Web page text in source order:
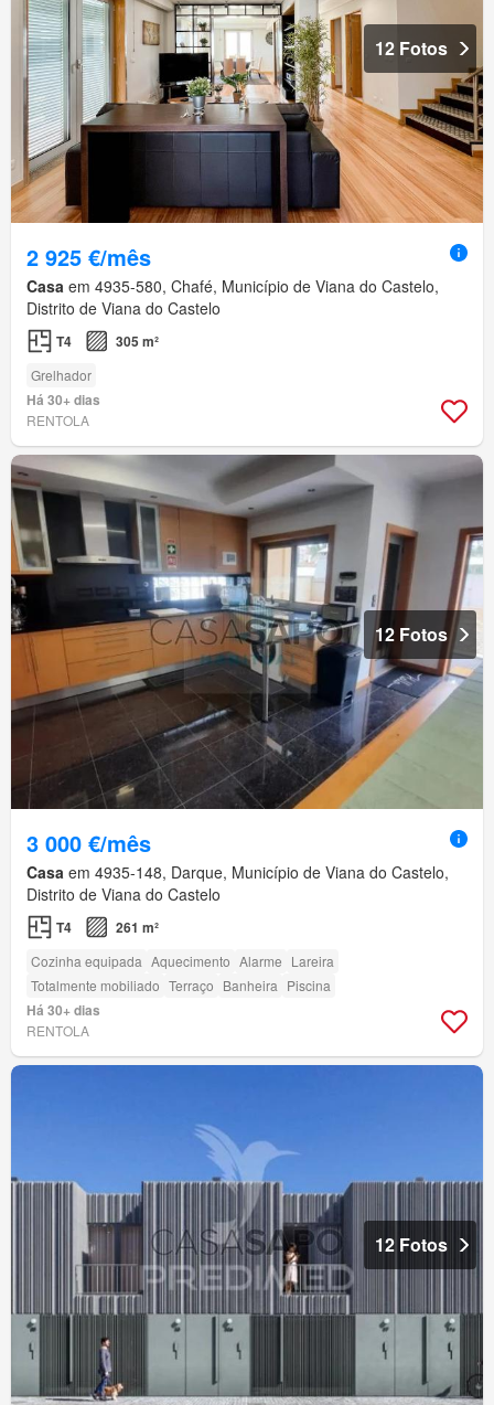
12 Fotos
2 925 €/mês
Casa em 4935-580, Chafé, Município de Viana do Castelo,
Distrito de Viana do Castelo
T4 305 m²
Grelhador
Há 30+ dias
RENTOLA
12 Fotos
3 000 €/mês
Casa em 4935-148, Darque, Município de Viana do Castelo,
Distrito de Viana do Castelo
T4 261 m²
Cozinha equipada Aquecimento Alarme Lareira
Totalmente mobiliado Terraço Banheira Piscina
Há 30+ dias
RENTOLA
12 Fotos